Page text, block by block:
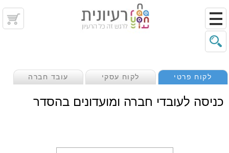
לקוח פרטי לקוח עסקי עובד חברה
כניסה לעובדי חברה ומועדונים בהסדר